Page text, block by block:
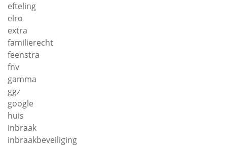
efteling
elro
extra
familierecht
feenstra
fnv
gamma
ggz
google
huis
inbraak
inbraakbeveiliging